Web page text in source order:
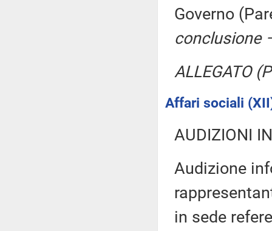
Governo
conclusione
ALLEGATO
Affari sociali
AUDIZIONI
Audizione
in sede